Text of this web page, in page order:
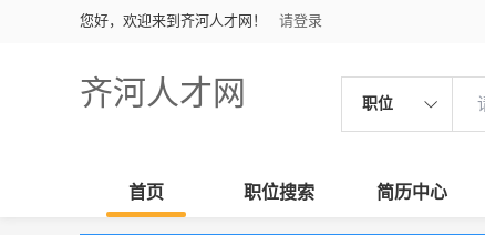
您好，欢迎来到齐河人才网！ 请登录
齐河人才网 职位
首页 职位搜索 简历中心